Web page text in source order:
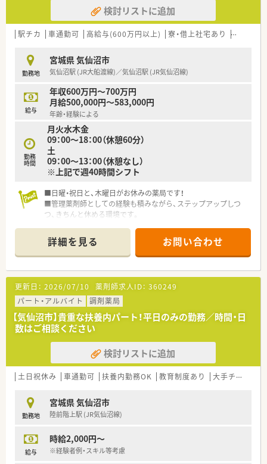
検討リストに追加
駅チカ 車通勤可 高給与(600万円以上) 寮・借上社宅あり 管理薬剤
勤務地
宮城県 気仙沼市
気仙沼駅 (JR大船渡線)／気仙沼駅 (JR気仙沼線)
給与
年収600万円～700万円
月給500,000円～583,000円
年齢・経験による
勤務
時間
月火水木金
09：00～18：00（休憩60分）
土
09：00～13：00（休憩なし）
※上記で週40時間シフト
■日曜・祝日と、木曜日がお休みの薬局です！
■管理薬剤師としての経験も積みながら、ステップアップしつ
つ、きちんと休める環境です。
近い立地です。
■内科と心療内科の処方せんが主ですが、その他の科目を面対応
で受けています。
詳細を見る お問い合わせ
更新日： 2026/07/10 薬剤師求人ID： 360249
パート・アルバイト
調剤薬局
【気仙沼市】貴重な扶養内パート！平日のみの勤務／時間・日
数はご相談ください
検討リストに追加
土日祝休み 車通勤可 扶養内勤務OK 教育制度あり 大手チェーン以外
勤務地
宮城県 気仙沼市
陸前階上駅 (JR気仙沼線)
給与
時給2,000円～
※経験者例・スキル等考慮